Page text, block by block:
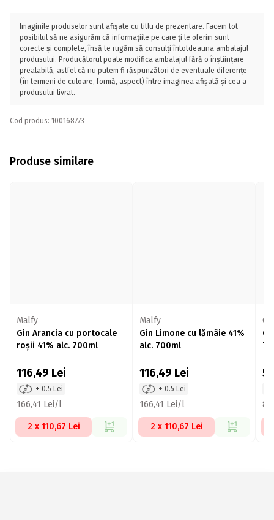
Imaginile produselor sunt afișate cu titlu de prezentare. Facem tot
posibilul să ne asigurăm că informațiile pe care ți le oferim sunt
corecte și complete, însă te rugăm să consulți întotdeauna ambalajul
produsului. Producătorul poate modifica ambalajul fără o înștiințare
prealabilă, astfel că nu putem fi răspunzători de eventuale diferențe
(în termeni de culoare, formă, aspect) între imaginea afișată și cea a
produsului livrat.
Cod produs: 100168773
Produse similare
Malfy
Gin Arancia cu portocale
roșii 41% alc. 700ml
116,49 Lei
+ 0.5 Lei
166,41 Lei/l
2 x 110,67 Lei
Malfy
Gin Limone cu lămâie 41%
alc. 700ml
116,49 Lei
+ 0.5 Lei
166,41 Lei/l
2 x 110,67 Lei